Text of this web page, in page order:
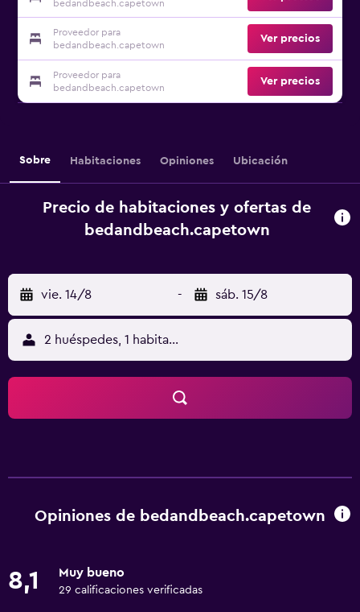
bedandbeach.capetown
Proveedor para
bedandbeach.capetown
Ver precios
Proveedor para
bedandbeach.capetown
Ver precios
Sobre Habitaciones Opiniones Ubicación
Precio de habitaciones y ofertas de
bedandbeach.capetown
vie. 14/8 - sáb. 15/8
2 huéspedes, 1 habitación
Opiniones de bedandbeach.capetown
8,1 Muy bueno
29 calificaciones verificadas